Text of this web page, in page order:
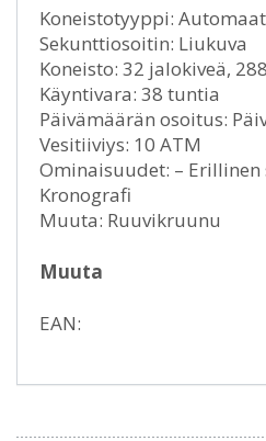
Koneistotyyppi:
Sekunttiosoitin: Liukuva
Koneisto: 32 jalokiveä,
Käyntivara: 38 tuntia
Päivämäärän osoitus:
Vesitiiviys: 10 ATM
Ominaisuudet: –
Kronografi
Muuta: Ruuvikruunu
Muuta
EAN: